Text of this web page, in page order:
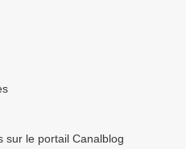
sur le portail Canalblog